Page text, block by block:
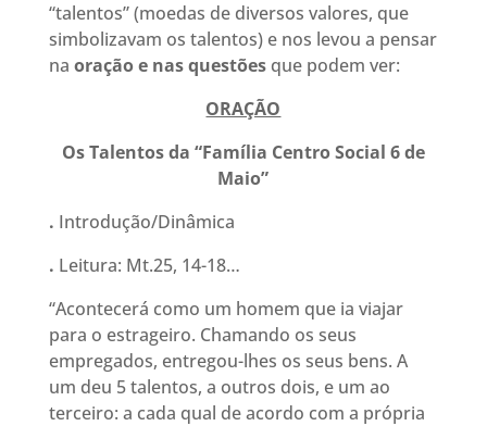
“talentos” (moedas de diversos valores, que
simbolizavam os talentos) e nos levou a pensar
na oração e nas questões que podem ver:
ORAÇÃO
Os Talentos da “Família Centro Social 6 de
Maio”
. Introdução/Dinâmica
. Leitura: Mt.25, 14-18…
“Acontecerá como um homem que ia viajar
para o estrageiro. Chamando os seus
empregados, entregou-lhes os seus bens. A
um deu 5 talentos, a outros dois, e um ao
terceiro: a cada qual de acordo com a própria